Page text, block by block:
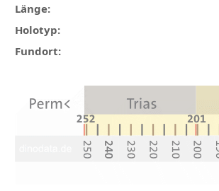
Länge:
Holotyp:
Fundort: